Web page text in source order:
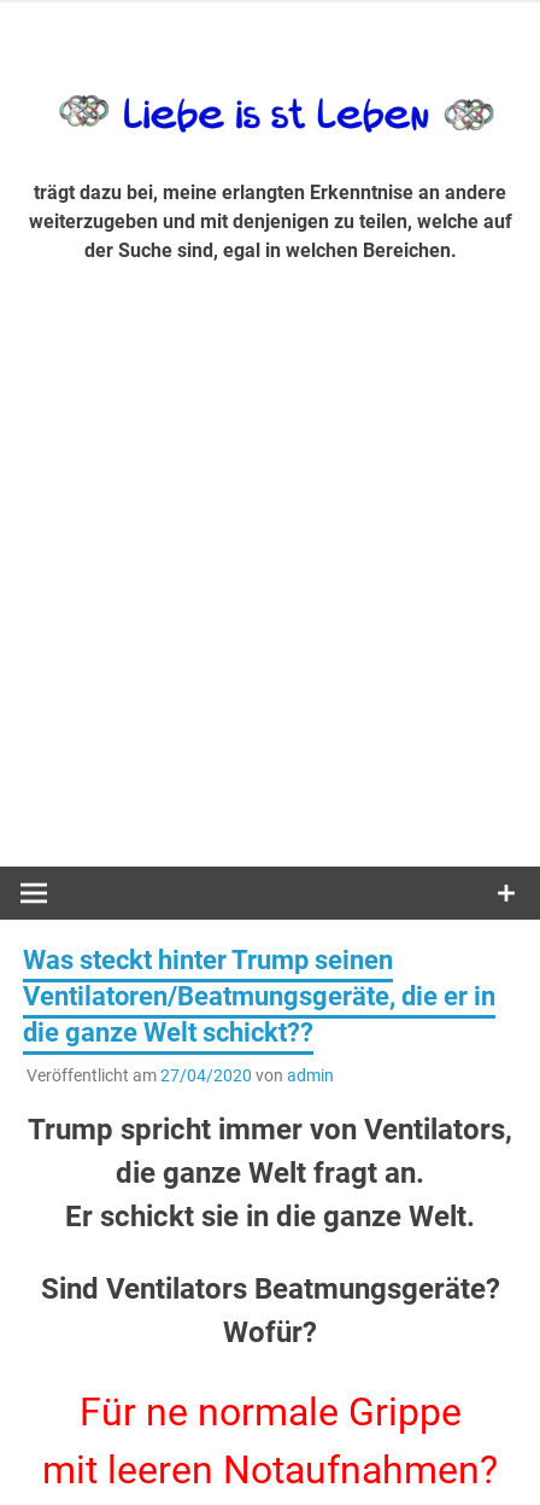
Suche sind, egal in welchen Bereichen.
trägt dazu bei, meine erlangten Erkenntnise an andere
weiterzugeben und mit denjenigen zu teilen, welche auf
der Suche sind, egal in welchen Bereichen.
Was steckt hinter Trump seinen
Ventilatoren/Beatmungsgeräte, die er in
die ganze Welt schickt??
Veröffentlicht am27/04/2020 von admin
Trump spricht immer von Ventilators,
die ganze Welt fragt an.
Er schickt sie in die ganze Welt.
Sind Ventilators Beatmungsgeräte?
Wofür?
Für ne normale Grippe
mit leeren Notaufnahmen?